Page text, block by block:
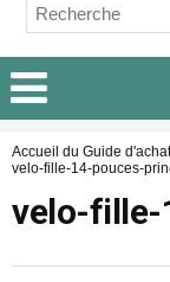
Accueil du Guide d'achat
velo-fille-14-pouces-
velo-fille-